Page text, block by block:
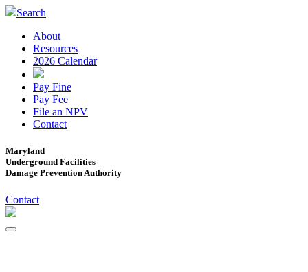
Search
About
Resources
2026 Calendar
Pay Fine
Pay Fee
File an NPV
Contact
Maryland
Underground Facilities
Damage Prevention Authority
Contact